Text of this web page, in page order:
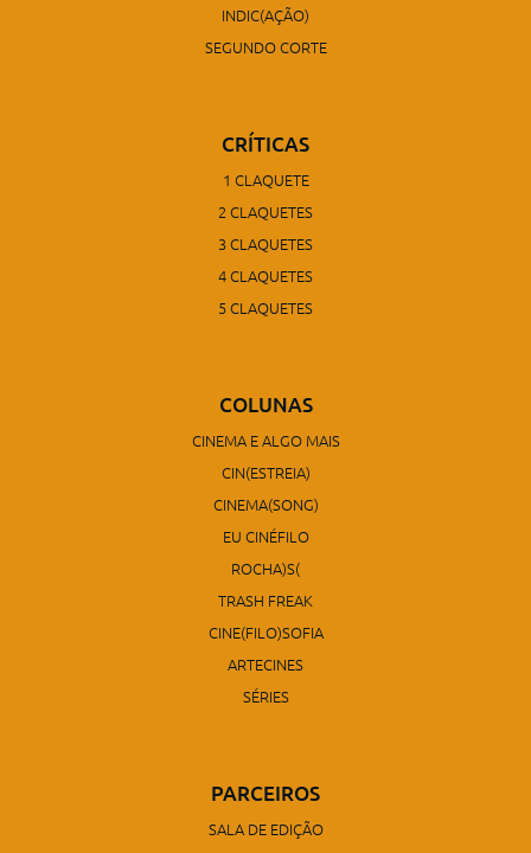
INDIC(AÇÃO)
SEGUNDO CORTE
CRÍTICAS
1 CLAQUETE
2 CLAQUETES
3 CLAQUETES
4 CLAQUETES
5 CLAQUETES
COLUNAS
CINEMA E ALGO MAIS
CIN(ESTREIA)
CINEMA(SONG)
EU CINÉFILO
ROCHA)S(
TRASH FREAK
CINE(FILO)SOFIA
ARTECINES
SÉRIES
PARCEIROS
SALA DE EDIÇÃO